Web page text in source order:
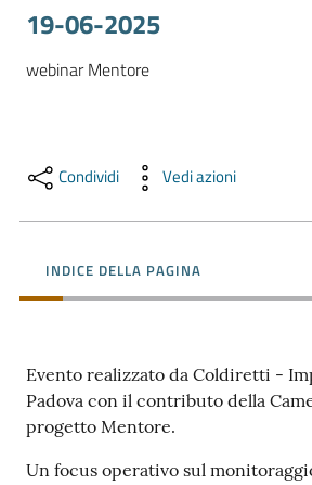
Tutelare
Impresa
e
Impresa
La
19-06-2025
webinar Mentore
Condividi Vedi azioni
INDICE DELLA PAGINA
Evento realizzato da Coldiretti -
Padova con il contributo della
progetto Mentore.
Un focus operativo sul